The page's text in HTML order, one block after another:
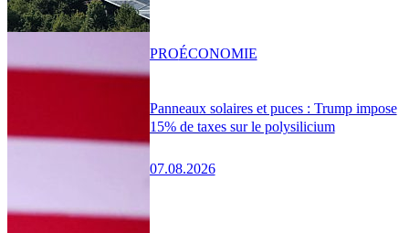
Panneaux solaires et puces : Trump impose
15% de taxes sur le polysilicium
07.08.2026
PROÉCONOMIE